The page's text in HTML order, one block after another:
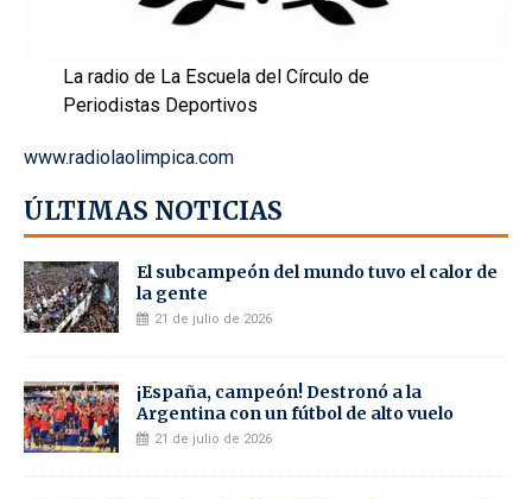
La radio de La Escuela del Círculo de
Periodistas Deportivos
www.radiolaolimpica.com
ÚLTIMAS NOTICIAS
El subcampeón del mundo tuvo el calor de
la gente
21 de julio de 2026
¡España, campeón! Destronó a la
Argentina con un fútbol de alto vuelo
21 de julio de 2026